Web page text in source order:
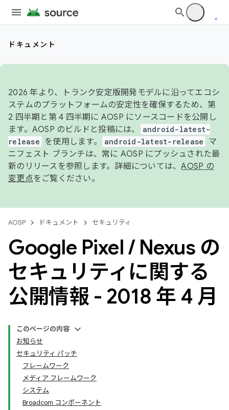
ドキュメント
2026 年より、トランク安定版開発モデルに沿ってエコシ
ステムのプラットフォームの安定性を確保するため、第
2 四半期と第 4 四半期に AOSP にソースコードを公開し
ます。AOSP のビルドと投稿には、
android-latest-
release
を使用します。 android-latest-release
マ
ニフェスト ブランチは、常に AOSP にプッシュされた最
新のリリースを参照します。詳細については、AOSP の
変更点をご覧ください。
AOSP ドキュメント セキュリティ
Google Pixel /Nexus の
セキュリティに関する
公開情報 - 2018 年 4 月
このページの内容
お知らせ
セキュリティ パッチ
フレームワーク
メディア フレームワーク
システム
Broadcom コンポーネント